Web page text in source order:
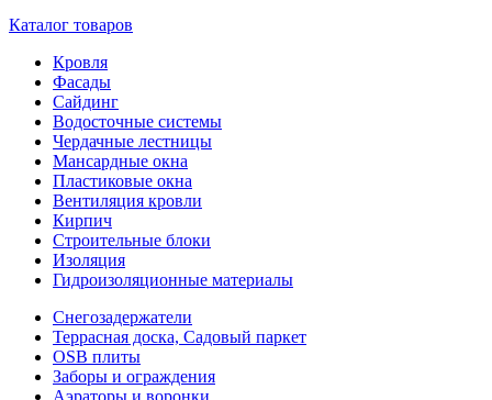
Каталог товаров
Кровля
Фасады
Сайдинг
Водосточные системы
Чердачные лестницы
Мансардные окна
Пластиковые окна
Вентиляция кровли
Кирпич
Строительные блоки
Изоляция
Гидроизоляционные материалы
Снегозадержатели
Террасная доска, Садовый паркет
OSB плиты
Заборы и ограждения
Аэраторы и воронки